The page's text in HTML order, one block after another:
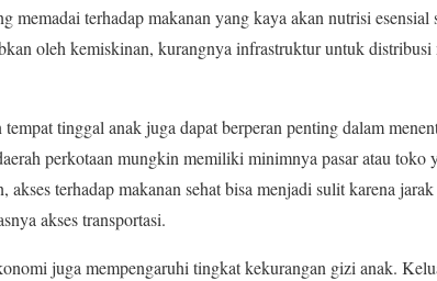
memadai terhadap makanan yang kaya akan nutrisi
oleh kemiskinan, kurangnya infrastruktur untuk
tinggal anak juga dapat berperan penting dalam
perkotaan mungkin memiliki minimnya pasar atau toko
akses terhadap makanan sehat bisa menjadi sulit karena
akses transportasi.
juga mempengaruhi tingkat kekurangan gizi anak.